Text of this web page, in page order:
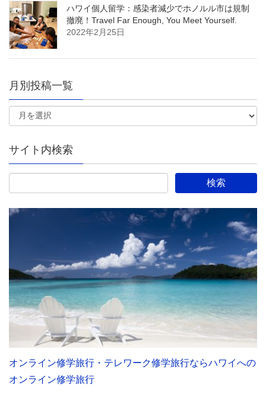
ハワイ個人留学：感染者減少でホノルル市は規制
撤廃！Travel Far Enough, You Meet Yourself.
2022年2月25日
月別投稿一覧
サイト内検索
オンライン修学旅行・テレワーク修学旅行ならハワイへの
オンライン修学旅行